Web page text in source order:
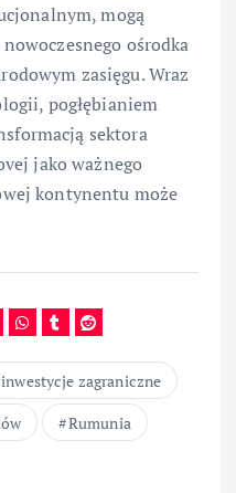
mogą
ośrodka
zasięgu. Wraz
pogłębianiem
sektora
jako ważnego
kontynentu może
inwestycje zagraniczne
Rumunia